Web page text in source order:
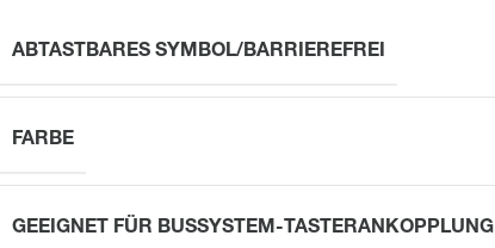
ABTASTBARES SYMBOL/BARRIEREFREI
FARBE
GEEIGNET FÜR BUSSYSTEM-TASTERANKOPPLUNG